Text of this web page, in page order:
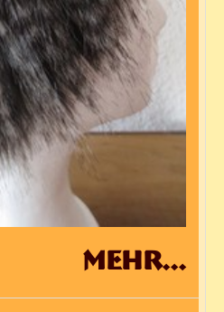
mehr...